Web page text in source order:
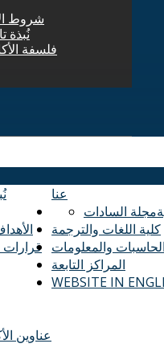
شروط
نُبذة
فلسفة
عنا
قرارات
عناوين
مجلة السادات
كلية اللغات والترجمة
والمعلومات
المراكز التابعة
WEBSITE IN